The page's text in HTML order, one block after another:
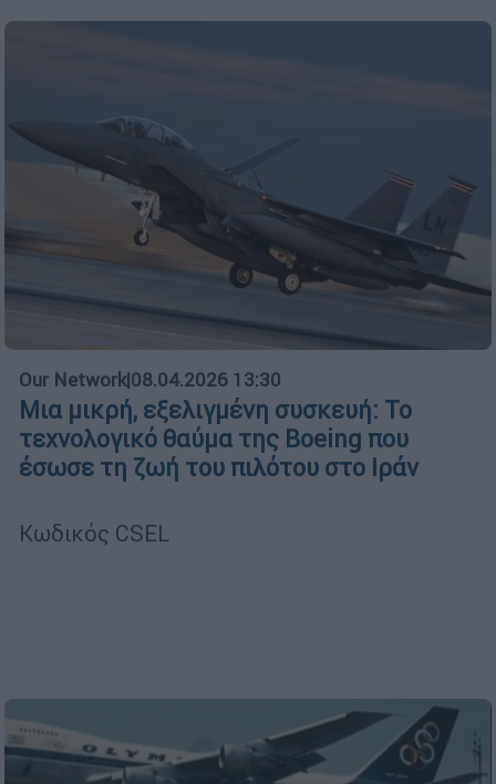
Our Network|08.04.2026 13:30
Μια μικρή, εξελιγμένη συσκευή: Το
τεχνολογικό θαύμα της Boeing που
έσωσε τη ζωή του πιλότου στο Ιράν
Κωδικός CSEL